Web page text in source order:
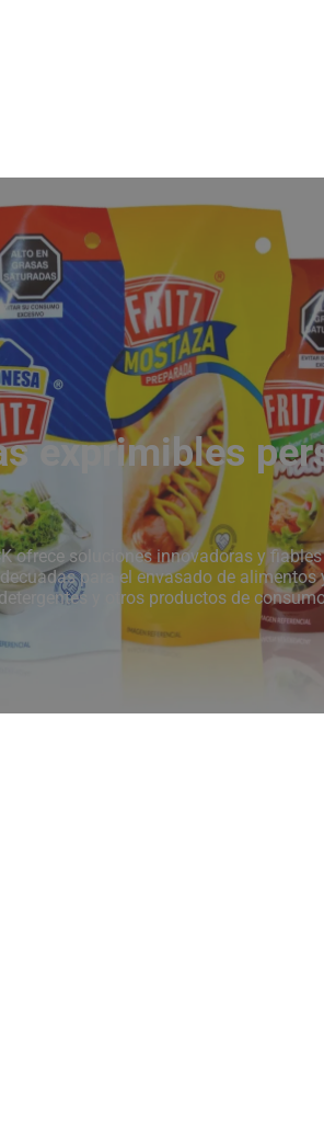
exprimibles
ofrece soluciones innovadoras y fiables
para el envasado de alimentos
y otros productos de